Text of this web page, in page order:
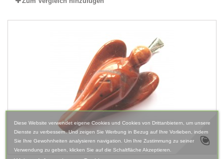
Diese Website verwendet eigene Cookies und Cookies von Drittanbietern, um unsere
Dienste zu verbessern. Und zeigen Sie Werbung in Bezug auf Ihre Vorlieben, indem
Sie Ihre Gewohnheiten analysieren navigation. Um Ihre Zustimmung zu seiner
Verwendung zu geben, klicken Sie auf die Schaltfläche Akzeptieren.